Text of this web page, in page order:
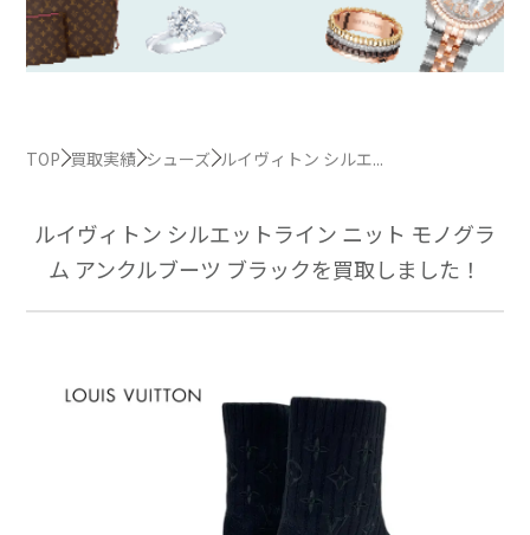
TOP 買取実績 シューズ ルイヴィトン シルエ...
ルイヴィトン シルエットライン ニット モノグラ
ム アンクルブーツ ブラックを買取しました！